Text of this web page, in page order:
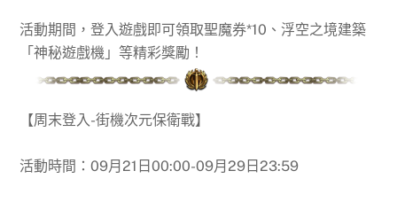
活動期間，登入遊戲即可領取聖魔券*10、浮空之境建築
「神秘遊戲機」等精彩獎勵！
【周末登入-街機次元保衛戰】
活動時間：09月21日00:00-09月29日23:59